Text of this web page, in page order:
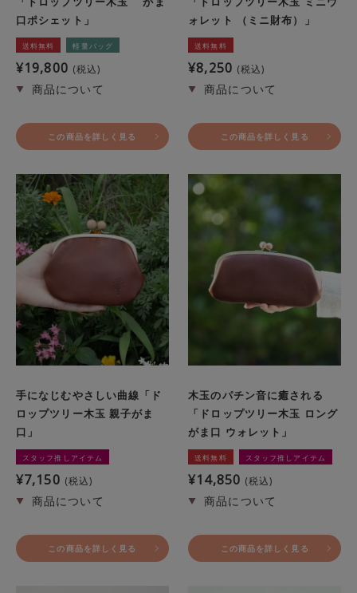
口ポシェット」
送料無料 軽量バッグ
¥19,800 税込
この商品を詳しく見る
ォレット （ミニ財布）」
送料無料
¥8,250 税込
この商品を詳しく見る
手になじむやさしい曲線「ド
ロップツリー木玉 親子がま
口」
スタッフ推しアイテム
¥7,150 税込
この商品を詳しく見る
木玉のパチン音に癒される
「ドロップツリー木玉 ロング
がま口 ウォレット」
送料無料 スタッフ推しアイテム
¥14,850 税込
この商品を詳しく見る